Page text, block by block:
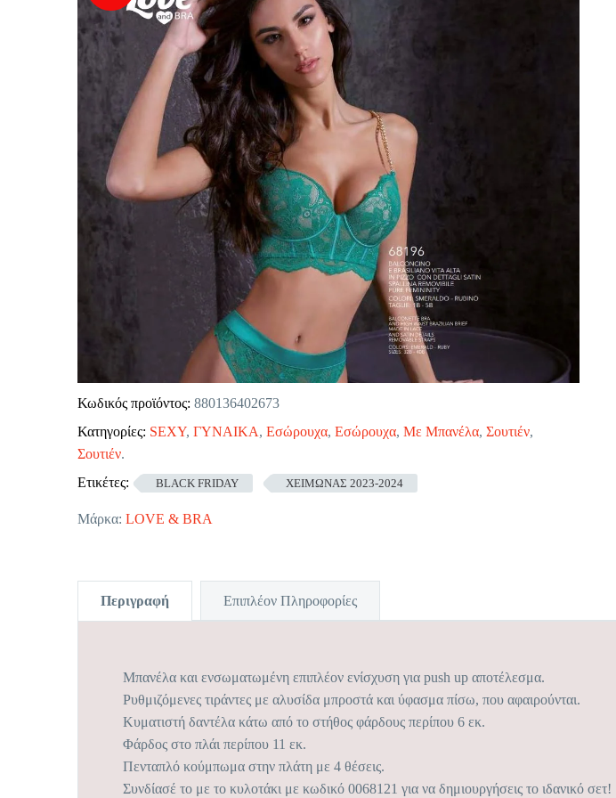
Κωδικός προϊόντος: 880136402673
Κατηγορίες: SEXY, ΓΥΝΑΙΚΑ, Εσώρουχα, Εσώρουχα, Με Μπανέλα, Σουτιέν,
Σουτιέν.
Ετικέτες:
BLACK FRIDAY ΧΕΙΜΩΝΑΣ 2023-2024
Μάρκα: LOVE & BRA
Περιγραφή Επιπλέον Πληροφορίες
Μπανέλα και ενσωματωμένη επιπλέον ενίσχυση για push up αποτέλεσμα.
Ρυθμιζόμενες τιράντες με αλυσίδα μπροστά και ύφασμα πίσω, που αφαιρούνται.
Κυματιστή δαντέλα κάτω από το στήθος φάρδους περίπου 6 εκ.
Φάρδος στο πλάι περίπου 11 εκ.
Πενταπλό κούμπωμα στην πλάτη με 4 θέσεις.
Συνδίασέ το με το κυλοτάκι με κωδικό 0068121 για να δημιουργήσεις το ιδανικό σετ!